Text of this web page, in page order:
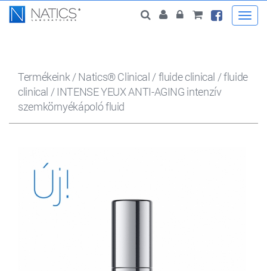
Termékeink/Natics® Clinical /fluide clinical /fluide
clinical / INTENSE YEUX ANTI-AGING intenzív
szemkörnyékápoló fluid